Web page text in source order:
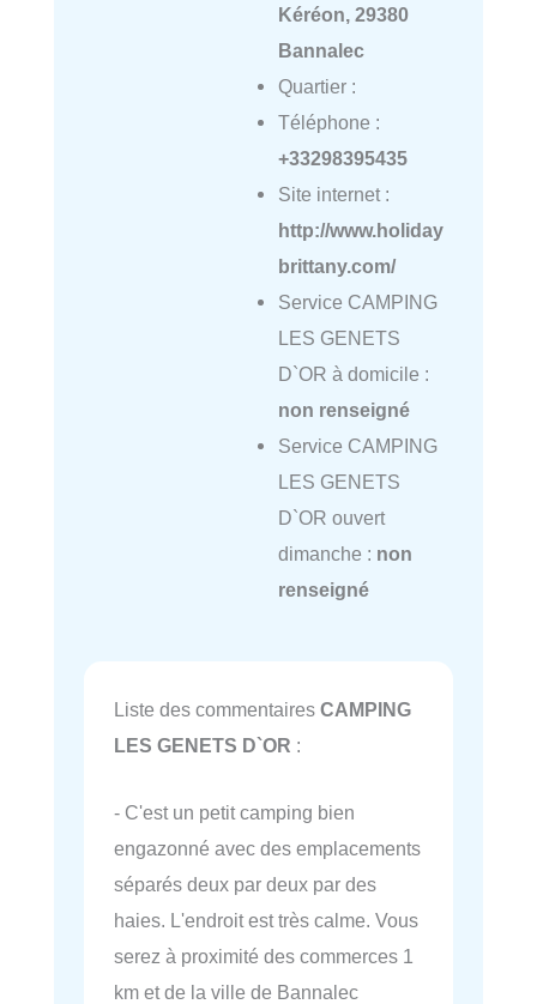
Kéréon, 29380
Bannalec
Quartier :
Téléphone :
+33298395435
Site internet :
http://www.holiday
brittany.com/
Service CAMPING
LES GENETS
D`OR à domicile :
non renseigné
Service CAMPING
LES GENETS
D`OR ouvert
dimanche : non
renseigné
Liste des commentaires CAMPING
LES GENETS D`OR :
- C'est un petit camping bien
engazonné avec des emplacements
séparés deux par deux par des
haies. L'endroit est très calme. Vous
serez à proximité des commerces 1
km et de la ville de Bannalec